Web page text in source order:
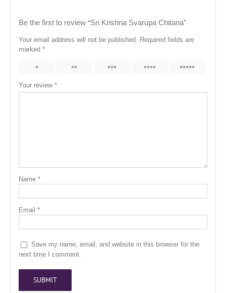
Be the first to review “Sri Krishna Svarupa Chitana”
Your email address will not be published. Required fields are
marked*
Your review*
Name*
Email*
Save my name, email, and website in this browser for the
next time I comment.